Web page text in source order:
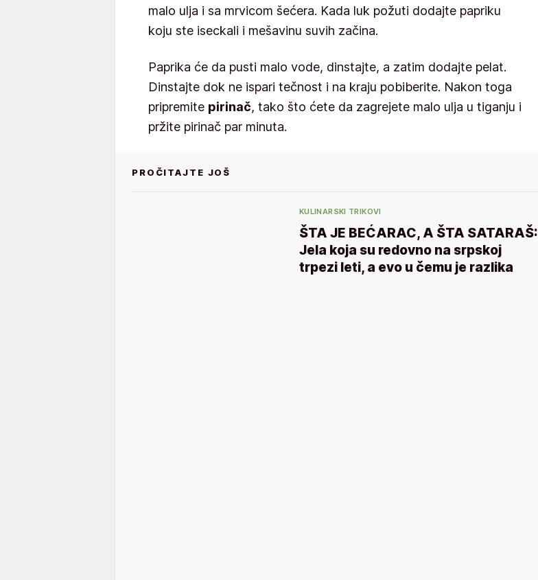
malo ulja i sa mrvicom šećera. Kada luk požuti dodajte papriku
koju ste iseckali i mešavinu suvih začina.
Paprika će da pusti malo vode, dinstajte, a zatim dodajte pelat.
Dinstajte dok ne ispari tečnost i na kraju pobiberite. Nakon toga
pripremite pirinač, tako što ćete da zagrejete malo ulja u tiganju i
pržite pirinač par minuta.
PROČITAJTE JOŠ
KULINARSKI TRIKOVI
ŠTA JE BEĆARAC, A ŠTA SATARAŠ:
Jela koja su redovno na srpskoj
trpezi leti, a evo u čemu je razlika